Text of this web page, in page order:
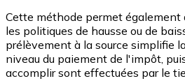
Cette méthode permet également
les politiques de hausse ou de
prélèvement à la source simplifie
niveau du paiement de l'impôt,
accomplir sont effectuées par le